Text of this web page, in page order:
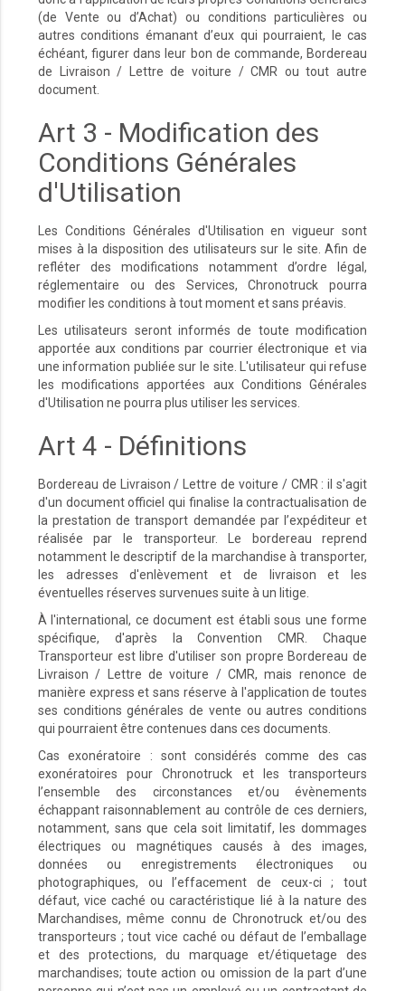
(de Vente ou d’Achat) ou conditions particulières ou
autres conditions émanant d’eux qui pourraient, le cas
échéant, figurer dans leur bon de commande, Bordereau
de Livraison / Lettre de voiture / CMR ou tout autre
document.
Art 3 - Modification des
Conditions Générales
d'Utilisation
Les Conditions Générales d'Utilisation en vigueur sont
mises à la disposition des utilisateurs sur le site. Afin de
refléter des modifications notamment d’ordre légal,
réglementaire ou des Services, Chronotruck pourra
modifier les conditions à tout moment et sans préavis.
Les utilisateurs seront informés de toute modification
apportée aux conditions par courrier électronique et via
une information publiée sur le site. L'utilisateur qui refuse
les modifications apportées aux Conditions Générales
d'Utilisation ne pourra plus utiliser les services.
Art 4 - Définitions
Bordereau de Livraison / Lettre de voiture / CMR : il s'agit
d'un document officiel qui finalise la contractualisation de
la prestation de transport demandée par l’expéditeur et
réalisée par le transporteur. Le bordereau reprend
notamment le descriptif de la marchandise à transporter,
les adresses d'enlèvement et de livraison et les
éventuelles réserves survenues suite à un litige.
À l'international, ce document est établi sous une forme
spécifique, d'après la Convention CMR. Chaque
Transporteur est libre d'utiliser son propre Bordereau de
Livraison / Lettre de voiture / CMR, mais renonce de
manière express et sans réserve à l'application de toutes
ses conditions générales de vente ou autres conditions
qui pourraient être contenues dans ces documents.
Cas exonératoire : sont considérés comme des cas
exonératoires pour Chronotruck et les transporteurs
l’ensemble des circonstances et/ou évènements
échappant raisonnablement au contrôle de ces derniers,
notamment, sans que cela soit limitatif, les dommages
électriques ou magnétiques causés à des images,
données ou enregistrements électroniques ou
photographiques, ou l’effacement de ceux-ci ; tout
défaut, vice caché ou caractéristique lié à la nature des
Marchandises, même connu de Chronotruck et/ou des
transporteurs ; tout vice caché ou défaut de l’emballage
et des protections, du marquage et/étiquetage des
marchandises; toute action ou omission de la part d’une